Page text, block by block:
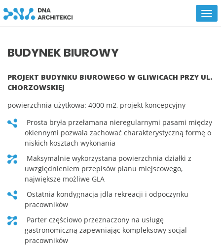
BUDYNEK BIUROWY
PROJEKT BUDYNKU BIUROWEGO W GLIWICACH PRZY UL.
CHORZOWSKIEJ
powierzchnia użytkowa: 4000 m2, projekt koncepcyjny
prosta bryła przełamana nieregularnymi pasami między
okiennymi pozwala zachować charakterystyczną formę o
niskich kosztach wykonania
maksymalnie wykorzystana powierzchnia działki z
uwzględnieniem przepisów planu miejscowego,
największe możliwe GLA
ostatnia kondygnacja jdla rekreacji i odpoczynku
pracowników
parter częściowo przeznaczony na usługę
gastronomiczną zapewniając kompleksowy socjal
pracowników